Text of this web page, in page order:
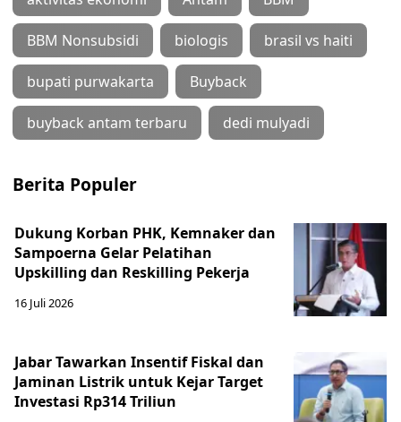
BBM Nonsubsidi biologis brasil vs haiti
bupati purwakarta Buyback
buyback antam terbaru dedi mulyadi
Berita Populer
Dukung Korban PHK, Kemnaker dan
Sampoerna Gelar Pelatihan
Upskilling dan Reskilling Pekerja
16 Juli 2026
Jabar Tawarkan Insentif Fiskal dan
Jaminan Listrik untuk Kejar Target
Investasi Rp314 Triliun